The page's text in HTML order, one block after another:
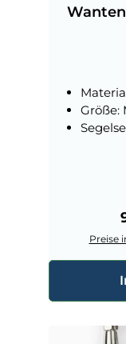
Größe:
Preise